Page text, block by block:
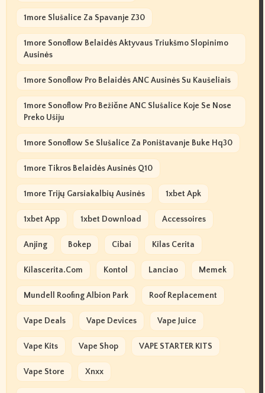
1more Slušalice Za Spavanje Z30
1more Sonoflow Belaidės Aktyvaus Triukšmo Slopinimo
Ausinės
1more Sonoflow Pro Belaidės ANC Ausinės Su Kaušeliais
1more Sonoflow Pro Bežične ANC Slušalice Koje Se Nose
Preko Ušiju
1more Sonoflow Se Slušalice Za Poništavanje Buke Hq30
1more Tikros Belaidės Ausinės Q10
1more Trijų Garsiakalbių Ausinės 1xbet Apk
1xbet App 1xbet Download Accessoires
Anjing Bokep Cibai Kilas Cerita
Kilascerita.com Kontol Lanciao Memek
Mundell Roofing Albion Park Roof Replacement
Vape Deals Vape Devices Vape Juice
Vape Kits Vape Shop VAPE STARTER KITS
Vape Store Xnxx